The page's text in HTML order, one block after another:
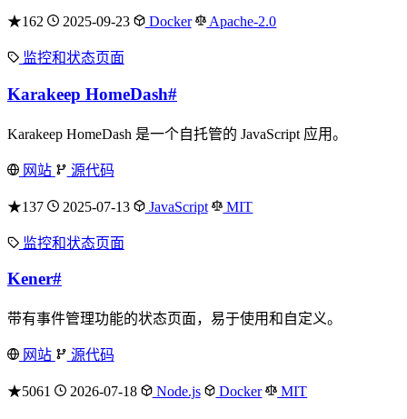
★162 2025-09-23 Docker Apache-2.0
监控和状态页面
Karakeep HomeDash#
Karakeep HomeDash 是一个自托管的 JavaScript 应用。
网站 源代码
★137 2025-07-13 JavaScript MIT
监控和状态页面
Kener#
带有事件管理功能的状态页面，易于使用和自定义。
网站 源代码
★5061 2026-07-18 Node.js Docker MIT